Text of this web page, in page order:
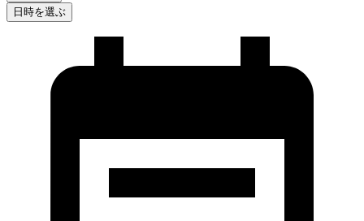
日時を選ぶ